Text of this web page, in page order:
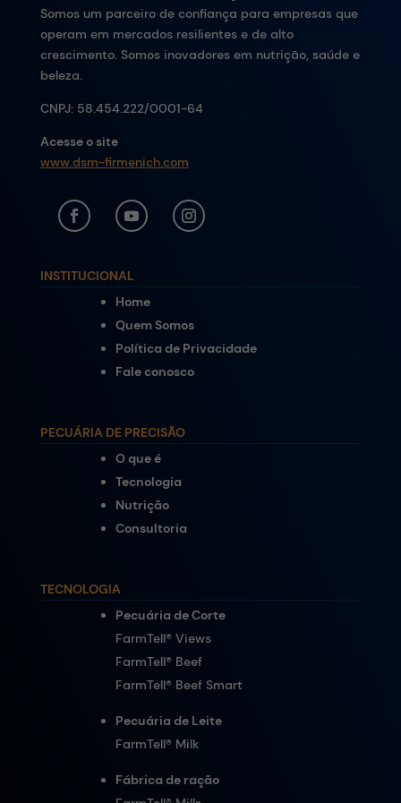
Somos um parceiro de confiança para empresas que
operam em mercados resilientes e de alto
crescimento. Somos inovadores em nutrição, saúde e
beleza.
CNPJ: 58.454.222/0001-64
Acesse o site
www.dsm-firmenich.com
INSTITUCIONAL
Home
Quem Somos
Política de Privacidade
Fale conosco
PECUÁRIA DE PRECISÃO
O que é
Tecnologia
Nutrição
Consultoria
TECNOLOGIA
Pecuária de Corte
FarmTell® Views
FarmTell® Beef
FarmTell® Beef Smart
Pecuária de Leite
FarmTell® Milk
Fábrica de ração